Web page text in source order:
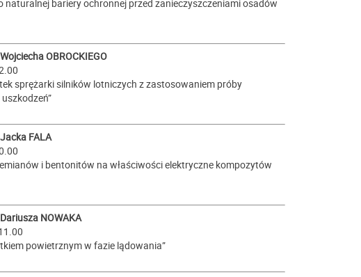
bariery ochronnej przed zanieczyszczeniami osadów
Wojciecha OBROCKIEGO
sprężarki silników lotniczych z zastosowaniem próby
Jacka FALA
i bentonitów na właściwości elektryczne kompozytów
Dariusza NOWAKA
powietrznym w fazie lądowania”